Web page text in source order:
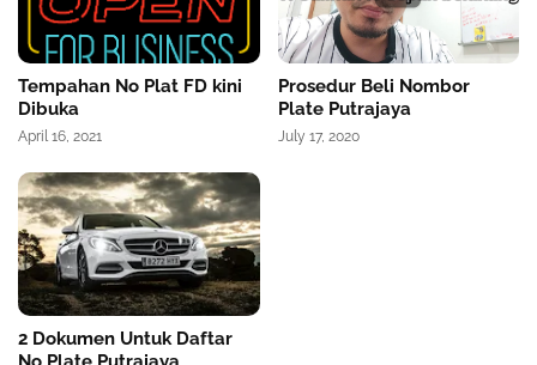
Tempahan No Plat FD kini
Dibuka
April 16, 2021
Prosedur Beli Nombor
Plate Putrajaya
July 17, 2020
2 Dokumen Untuk Daftar